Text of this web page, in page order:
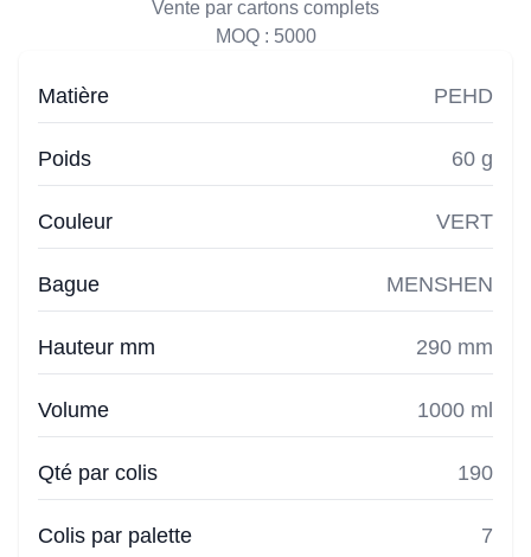
Vente par cartons complets
MOQ : 5000
Matière PEHD
Poids 60 g
Couleur VERT
Bague MENSHEN
Hauteur mm 290 mm
Volume 1000 ml
Qté par colis 190
Colis par palette 7